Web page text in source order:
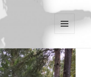
WIDGETS